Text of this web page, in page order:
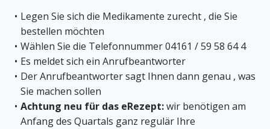
Legen Sie sich die Medikamente zurecht , die Sie
bestellen möchten
Wählen Sie die Telefonnummer 04161 / 59 58 64 4
Es meldet sich ein Anrufbeantworter
Der Anrufbeantworter sagt Ihnen dann genau , was
Sie machen sollen
Achtung neu für das eRezept:wir benötigen am
Anfang des Quartals ganz regulär Ihre